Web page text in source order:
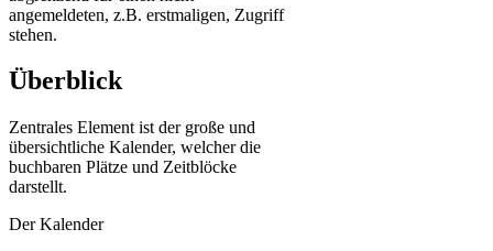
angemeldeten, z.B. erstmaligen, Zugriff
stehen.
Überblick
Zentrales Element ist der große und
übersichtliche Kalender, welcher die
buchbaren Plätze und Zeitblöcke
darstellt.
Der Kalender